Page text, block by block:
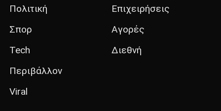
Πολιτική
Σπορ
Tech
Περιβάλλον
Viral
Επιχειρήσεις
Αγορές
Διεθνή